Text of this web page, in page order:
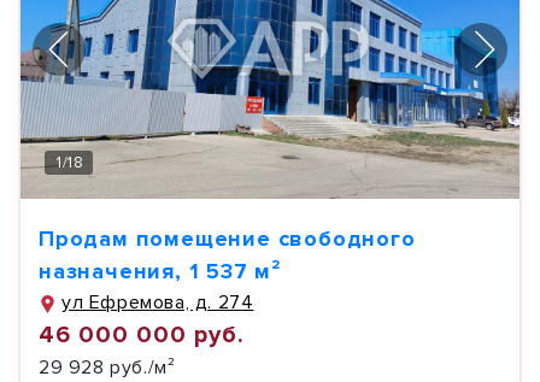
1/18
Продам помещение свободного
назначения, 1 537 м²
ул Ефремова, д. 274
46 000 000 руб.
29 928 руб./м²